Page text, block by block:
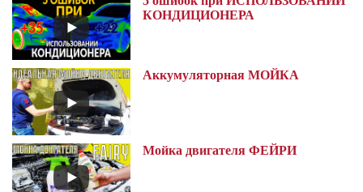
КОНДИЦИОНЕРА
Аккумуляторная МОЙКА
Мойка двигателя ФЕЙРИ